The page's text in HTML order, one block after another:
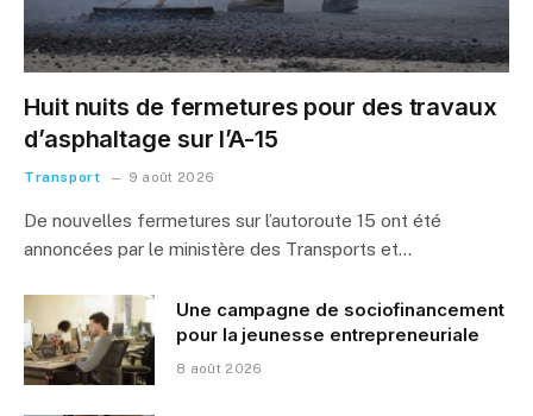
Huit nuits de fermetures pour des travaux
d’asphaltage sur l’A-15
Transport 9 août 2026
De nouvelles fermetures sur l’autoroute 15 ont été
annoncées par le ministère des Transports et…
Une campagne de sociofinancement
pour la jeunesse entrepreneuriale
8 août 2026